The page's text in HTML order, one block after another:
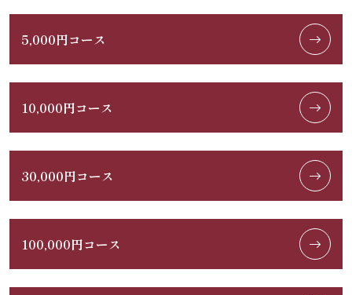
5,000円コース
10,000円コース
30,000円コース
100,000円コース